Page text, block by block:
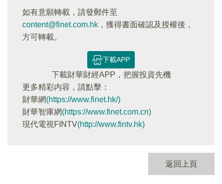
如有意願轉載，請發郵件至
content@finet.com.hk ，獲得書面確認及授權後，
方可轉載。
下載APP
下載財華財經APP，把握投資先機
更多精彩内容，請點擊：
財華網(https://www.finet.hk/)
財華智庫網(https://www.finet.com.cn)
現代電視FINTV(http://www.fintv.hk)
返回上頁